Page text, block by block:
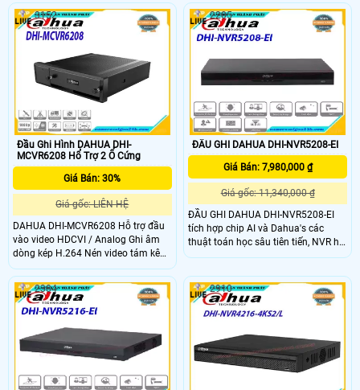
ứng dụng. ĐẦU GHI DAHUA DHI-
NVR5216-16P-EI nhận diện khuôn
mặt: 16 kênh phát hiện bằng
hoặc 2 kênh Phát hiện bằng đầu ghi
+ nhận diện bằng đầu ghi hoặc 16
kênh Camera Nhận diện khuôn mặt
cổng báo động đầu vào và 2 cổng
báo động đầu ra, với các chế độ
cảnh báo theo sự kiện chuyển động,
năng Recording, PTZ, Alarm, IPC
alarm, Video Push, Email, Snapshot,
Buzzer & Log.
Đầu Ghi Hình DAHUA DHI-
MCVR6208 Hổ Trợ 2 Ổ Cứng
Giá Bán: 30%
Giá gốc: LIÊN HỆ
DAHUA DHI-MCVR6208 Hỗ trợ đầu
vào video HDCVI / Analog Ghi âm
dòng kép H.264 Nén video tám kênh
1080p Thời gian thực Ghi đồng thời
kênh đầu ra video VGA và TV Hỗ trợ
hai (2) ổ cứng SATA và ba (3) cổng
USB Kết nối hàng không để tăng độ
3152
ĐẦU GHI DAHUA DHI-NVR5208-EI
Giá Bán: 7,980,000 ₫
Giá gốc: 11,340,000 ₫
ĐẦU GHI DAHUA DHI-NVR5208-EI
tích hợp chip AI và Dahua's các
thuật toán học sâu tiên tiến, NVR hỗ
trợ nhiều loại Các chức năng AI,
mặt và chu vi có độ chính xác cao
sự bảo vệ. ĐẦU GHI DAHUA DHI-
NVR5208-EI có một bộ xử lý mạnh
thông chuyển tiếp và khả năng giải
mã mạnh kết hợp với nhau tạo ra
các luồng không bị cản trở
2205
2384 2910